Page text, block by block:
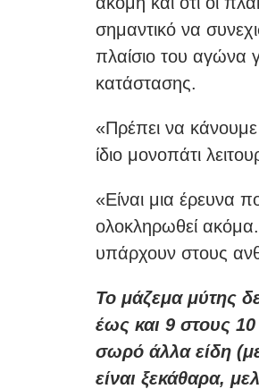
σημαντικό να
πλαίσιο του αγώνα
κατάστασης.
«Πρέπει να
ίδιο μονοπάτι
«Είναι μια έρευνα
ολοκληρωθεί ακόμα.
υπάρχουν στους
Το μάζεμα μύτης
έως και 9 στους
σωρό άλλα είδη
είναι ξεκάθαρα,